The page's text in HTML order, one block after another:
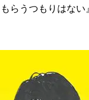
らうつもりはな